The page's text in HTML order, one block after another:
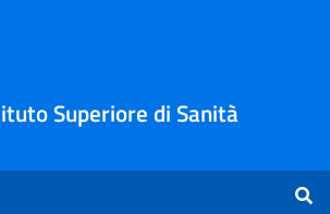
Superiore di Sanità